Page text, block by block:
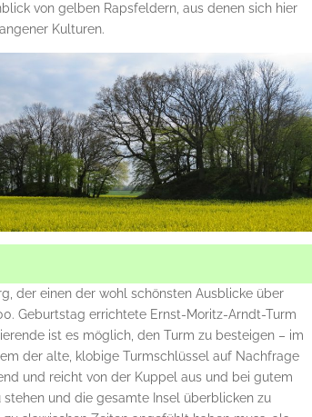
von gelben Rapsfeldern, aus denen sich hier
Kulturen.
der einen der wohl schönsten Ausblicke über
Geburtstag errichtete Ernst-Moritz-Arndt-Turm
ist es möglich, den Turm zu besteigen – im
der alte, klobige Turmschlüssel auf Nachfrage
und reicht von der Kuppel aus und bei gutem
und die gesamte Insel überblicken zu